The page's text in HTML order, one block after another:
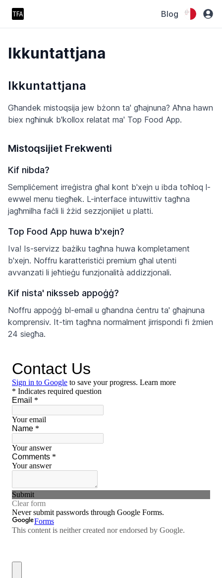
Blog
Ikkuntattjana
Ikkuntattjana
Għandek mistoqsija jew bżonn ta' għajnuna? Aħna hawn
biex ngħinuk b'kollox relatat ma' Top Food App.
Mistoqsijiet Frekwenti
Kif nibda?
Sempliċement irreġistra għal kont b'xejn u ibda toħloq l-
ewwel menu tiegħek. L-interface intuwittiv tagħna
jagħmilha faċli li żżid sezzjonijiet u platti.
Top Food App huwa b'xejn?
Iva! Is-servizz bażiku tagħna huwa kompletament
b'xejn. Noffru karatteristiċi premium għal utenti
avvanzati li jeħtieġu funzjonalità addizzjonali.
Kif nista' niksseb appoġġ?
Noffru appoġġ bl-email u għandna ċentru ta' għajnuna
komprensiv. It-tim tagħna normalment jirrispondi fi żmien
24 siegħa.